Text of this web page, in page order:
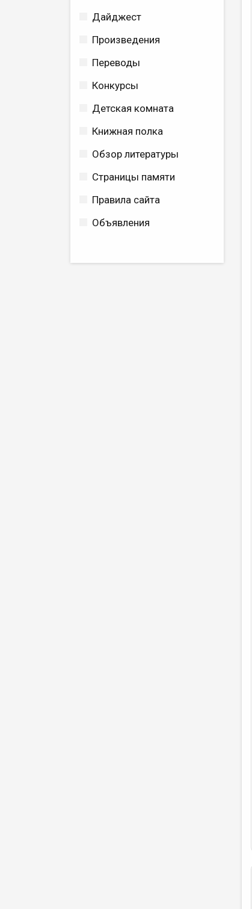
Дайджест
Произведения
Переводы
Конкурсы
Детская комната
Книжная полка
Обзор литературы
Страницы памяти
Правила сайта
Объявления